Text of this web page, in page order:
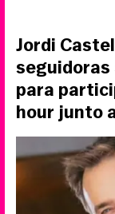
Jordi
para
hour junto